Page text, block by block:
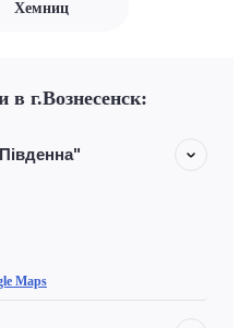
Хемниц
в г.Вознесенск:
Maps